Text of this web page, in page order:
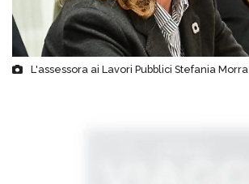
L'assessora ai Lavori Pubblici Stefania Morra